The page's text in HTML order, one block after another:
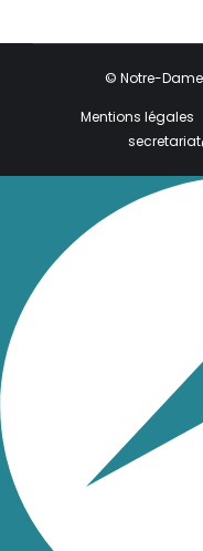
© Notre-
Mentions légales